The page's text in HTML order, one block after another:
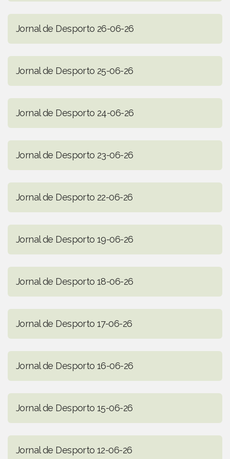
Jornal de Desporto 26-06-26
Jornal de Desporto 25-06-26
Jornal de Desporto 24-06-26
Jornal de Desporto 23-06-26
Jornal de Desporto 22-06-26
Jornal de Desporto 19-06-26
Jornal de Desporto 18-06-26
Jornal de Desporto 17-06-26
Jornal de Desporto 16-06-26
Jornal de Desporto 15-06-26
Jornal de Desporto 12-06-26